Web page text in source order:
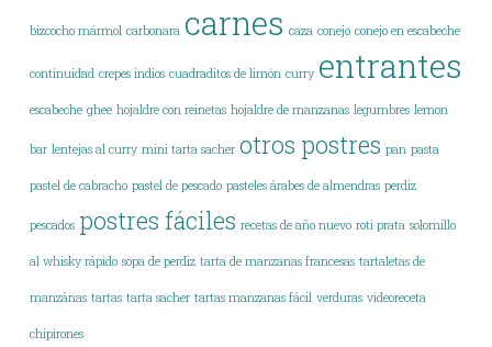
bizcocho mármol carbonara carnes caza conejo conejo en escabeche
continuidad crepes indios cuadraditos de limón curry entrantes
escabeche ghee hojaldre con reinetas hojaldre de manzanas legumbres lemon
bar lentejas al curry mini tarta sacher otros postres pan pasta
pastel de cabracho pastel de pescado pasteles árabes de almendras perdiz
pescados postres fáciles recetas de año nuevo roti prata solomillo
al whisky rápido sopa de perdiz tarta de manzanas francesas tartaletas de
manzánas tartas tarta sacher tartas manzanas fácil verduras vídeoreceta
chipirones